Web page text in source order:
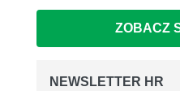
ZOBACZ
NEWSLETTER HR